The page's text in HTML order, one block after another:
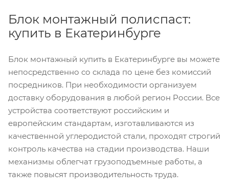
Блок монтажный полиспаст:
купить в Екатеринбурге
Блок монтажный купить в Екатеринбурге вы можете
непосредственно со склада по цене без комиссий
посредников. При необходимости организуем
доставку оборудования в любой регион России. Все
устройства соответствуют российским и
европейским стандартам, изготавливаются из
качественной углеродистой стали, проходят строгий
контроль качества на стадии производства. Наши
механизмы облегчат грузоподъемные работы, а
также повысят производительность труда.